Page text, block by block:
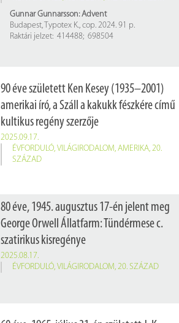
Gunnar Gunnarsson: Advent
Budapest, Typotex K., cop. 2024. 91 p.
Raktári jelzet: 414488; 698504
90 éve született Ken Kesey (1935–2001)
amerikai író, a Száll a kakukk fészkére című
kultikus regény szerzője
2025.09.17.
ÉVFORDULÓ, VILÁGIRODALOM, AMERIKA, 20.
SZÁZAD
80 éve, 1945. augusztus 17-én jelent meg
George Orwell Állatfarm: Tündérmese c.
szatirikus kisregénye
2025.08.17.
ÉVFORDULÓ, VILÁGIRODALOM, 20. SZÁZAD